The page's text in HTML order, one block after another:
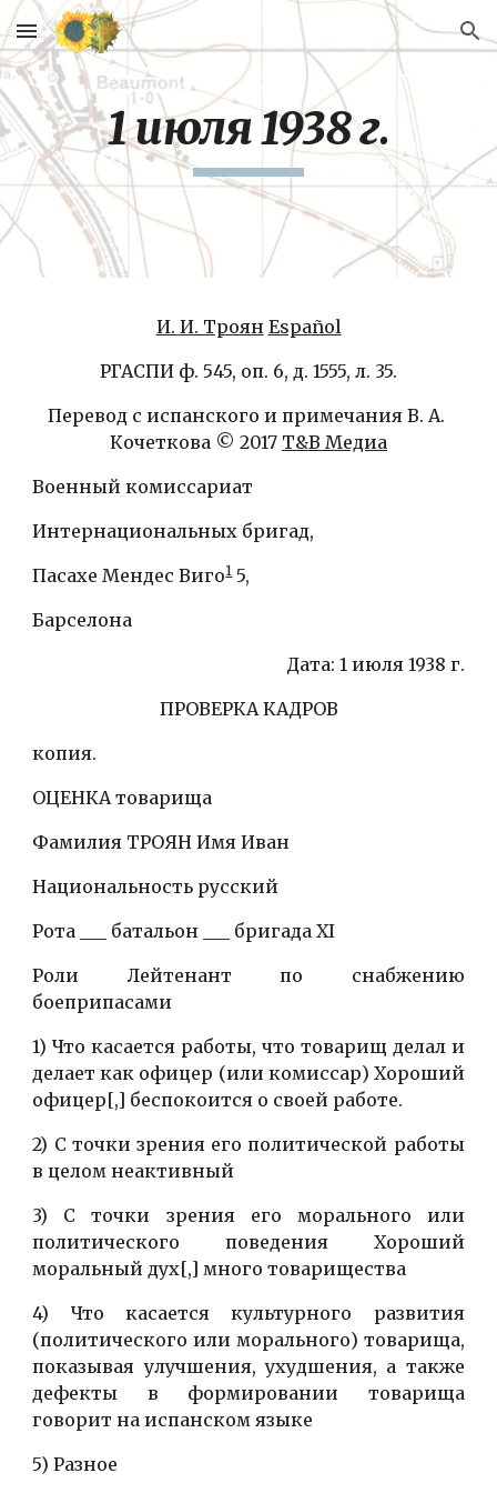
Skip to main content Skip to navigation
1 июля 1938 г.
И. И. Троян Español
РГАСПИ ф. 545, оп. 6, д. 1555, л. 35.
Перевод с испанского и примечания В. А.
Кочеткова © 2017 Т&В Медиа
Военный комиссариат
Интернациональных бригад,
Пасахе Мендес Виго1 5,
Барселона
Дата: 1 июля 1938 г.
ПРОВЕРКА КАДРОВ
копия.
ОЦЕНКА товарища
Фамилия ТРОЯН Имя Иван
Национальность русский
Рота ___ батальон ___ бригада XI
Роли Лейтенант по снабжению
боеприпасами
1) Что касается работы, что товарищ делал и
делает как офицер (или комиссар) Хороший
офицер[,] беспокоится о своей работе.
2) С точки зрения его политической работы
в целом неактивный
3) С точки зрения его морального или
политического поведения Хороший
моральный дух[,] много товарищества
4) Что касается культурного развития
(политического или морального) товарища,
показывая улучшения, ухудшения, а также
дефекты в формировании товарища
говорит на испанском языке
5) Разное